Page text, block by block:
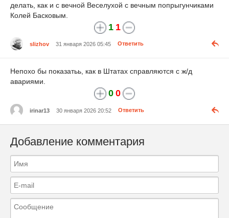
делать, как и с вечной Веселухой с вечным попрыгунчиками
Колей Басковым.
1 1
slizhov 31 января 2026 05:45 Ответить
Непохо бы показатьь, как в Штатах справляются с ж/д
авариями.
0 0
irinar13 30 января 2026 20:52 Ответить
Добавление комментария